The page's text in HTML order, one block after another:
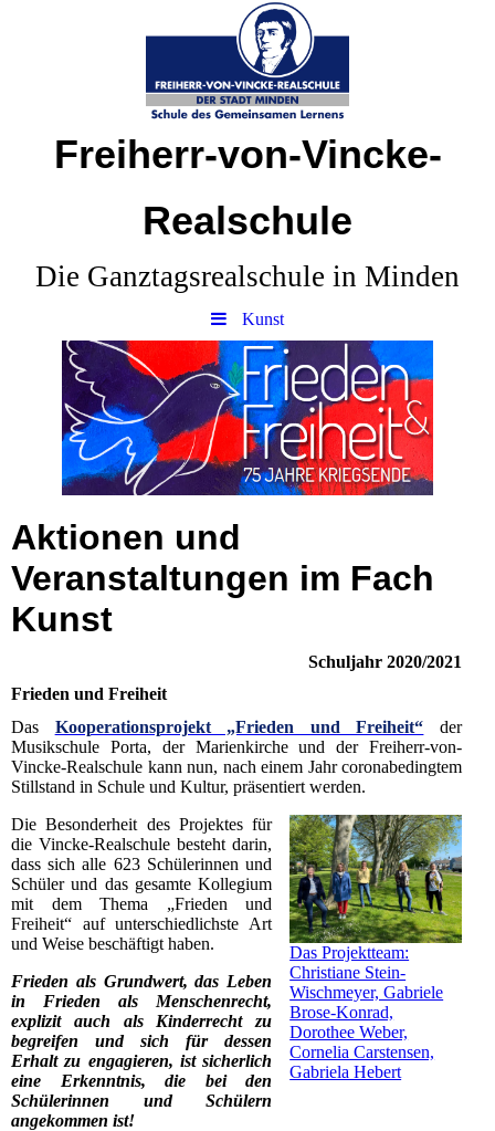
Freiherr-von-Vincke-
Realschule
Die Ganztagsrealschule in Minden
Kunst
Aktionen und
Veranstaltungen im Fach
Kunst
Schuljahr 2020/2021
Frieden und Freiheit
Das Kooperationsprojekt „Frieden und Freiheit“ der
Musikschule Porta, der Marienkirche und der Freiherr-von-
Vincke-Realschule kann nun, nach einem Jahr coronabedingtem
Stillstand in Schule und Kultur, präsentiert werden.
Das Projektteam:
Christiane Stein-
Wischmeyer, Gabriele
Brose-Konrad,
Dorothee Weber,
Cornelia Carstensen,
Gabriela Hebert
Die Besonderheit des Projektes für
die Vincke-Realschule besteht darin,
dass sich alle 623 Schülerinnen und
Schüler und das gesamte Kollegium
mit dem Thema „Frieden und
Freiheit“ auf unterschiedlichste Art
und Weise beschäftigt haben.
Frieden als Grundwert, das Leben
in Frieden als Menschenrecht,
explizit auch als Kinderrecht zu
begreifen und sich für dessen
Erhalt zu engagieren, ist sicherlich
eine Erkenntnis, die bei den
Schülerinnen und Schülern
angekommen ist!